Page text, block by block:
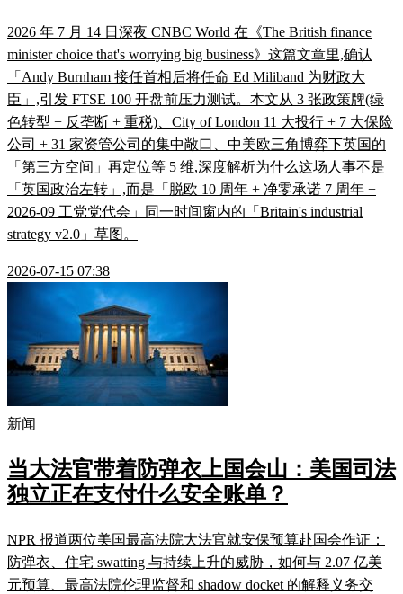
2026 年 7 月 14 日深夜 CNBC World 在《The British finance
minister choice that's worrying big business》这篇文章里,确认
「Andy Burnham 接任首相后将任命 Ed Miliband 为财政大
臣」,引发 FTSE 100 开盘前压力测试。本文从 3 张政策牌(绿
色转型 + 反垄断 + 重税)、City of London 11 大投行 + 7 大保险
公司 + 31 家资管公司的集中敞口、中美欧三角博弈下英国的
「第三方空间」再定位等 5 维,深度解析为什么这场人事不是
「英国政治左转」,而是「脱欧 10 周年 + 净零承诺 7 周年 +
2026-09 工党党代会」同一时间窗内的「Britain's industrial
strategy v2.0」草图。
2026-07-15 07:38
新闻
当大法官带着防弹衣上国会山：美国司法
独立正在支付什么安全账单？
NPR 报道两位美国最高法院大法官就安保预算赴国会作证：
防弹衣、住宅 swatting 与持续上升的威胁，如何与 2.07 亿美
元预算、最高法院伦理监督和 shadow docket 的解释义务交